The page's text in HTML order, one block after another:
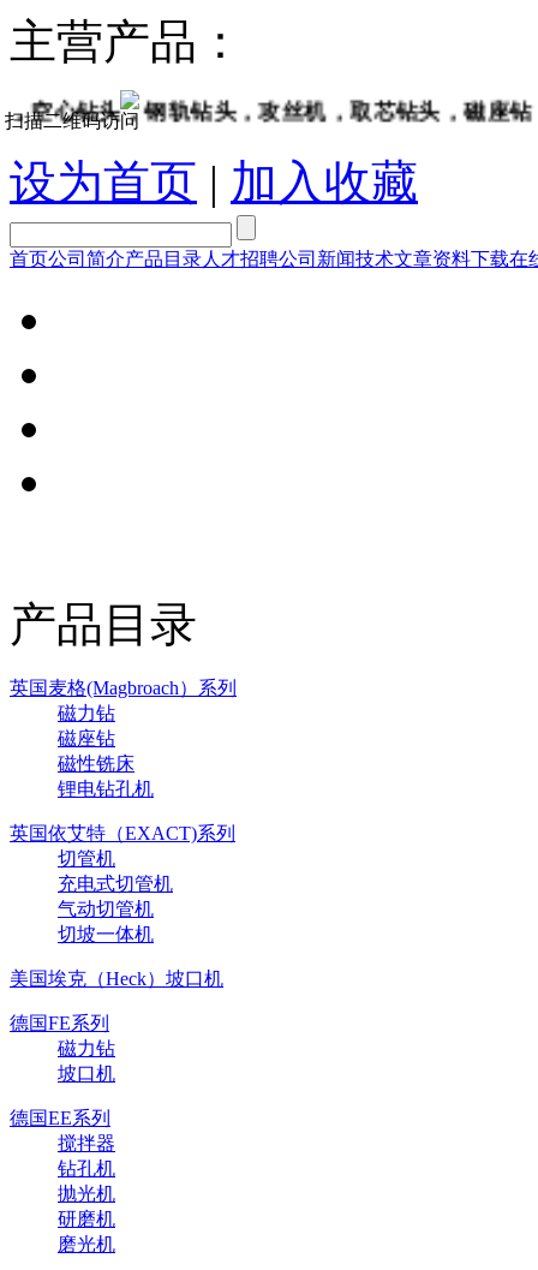
主营产品：
心钻头，钢轨钻头，攻丝机，取芯钻头，磁座钻，
设为首页 | 加入收藏
首页公司简介产品目录人才招聘公司新闻技术文章资料下载在
产品目录
英国麦格(Magbroach）系列
磁力钻
磁座钻
磁性铣床
锂电钻孔机
英国依艾特（EXACT)系列
切管机
充电式切管机
气动切管机
切坡一体机
美国埃克（Heck）坡口机
德国FE系列
磁力钻
坡口机
德国EE系列
搅拌器
钻孔机
抛光机
研磨机
磨光机
扫描二维码访问